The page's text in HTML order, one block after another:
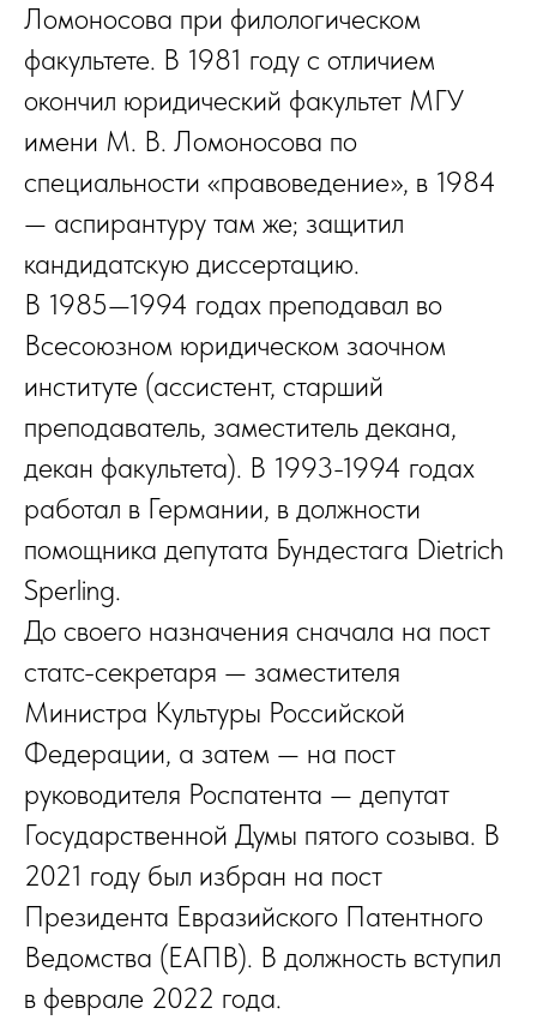
Ломоносова при филологическом
факультете. В 1981 году с отличием
окончил юридический факультет МГУ
имени М. В. Ломоносова по
специальности «правоведение», в 1984
— аспирантуру там же; защитил
кандидатскую диссертацию.
В 1985—1994 годах преподавал во
Всесоюзном юридическом заочном
институте (ассистент, старший
преподаватель, заместитель декана,
декан факультета). В 1993-1994 годах
работал в Германии, в должности
помощника депутата Бундестага Dietrich
Sperling.
До своего назначения сначала на пост
статс-секретаря — заместителя
Министра Культуры Российской
Федерации, а затем — на пост
руководителя Роспатента — депутат
Государственной Думы пятого созыва. В
2021 году был избран на пост
Президента Евразийского Патентного
Ведомства (ЕАПВ). В должность вступил
в феврале 2022 года.